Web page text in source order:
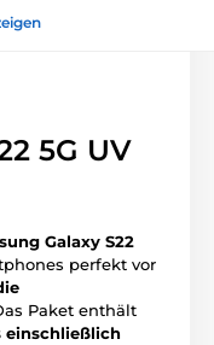
5G UV
Galaxy S22
perfekt vor
Paket enthält
einschließlich